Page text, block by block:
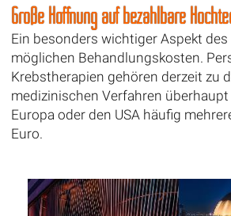
Große Hoffnung auf bezahlbare
Ein besonders wichtiger Aspekt
möglichen Behandlungskosten.
Krebstherapien gehören derzeit zu
medizinischen Verfahren
Europa oder den USA häufig
Euro.